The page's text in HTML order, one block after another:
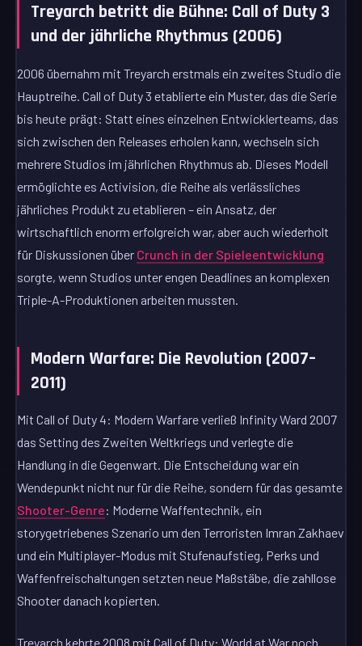
Treyarch betritt die Bühne: Call of Duty 3
und der jährliche Rhythmus (2006)
2006 übernahm mit Treyarch erstmals ein zweites Studio die
Hauptreihe. Call of Duty 3 etablierte ein Muster, das die Serie
bis heute prägt: Statt eines einzelnen Entwicklerteams, das
sich zwischen den Releases erholen kann, wechseln sich
mehrere Studios im jährlichen Rhythmus ab. Dieses Modell
ermöglichte es Activision, die Reihe als verlässliches
jährliches Produkt zu etablieren – ein Ansatz, der
wirtschaftlich enorm erfolgreich war, aber auch wiederholt
für Diskussionen über Crunch in der Spieleentwicklung
sorgte, wenn Studios unter engen Deadlines an komplexen
Triple-A-Produktionen arbeiten mussten.
Modern Warfare: Die Revolution (2007–
2011)
Mit Call of Duty 4: Modern Warfare verließ Infinity Ward 2007
das Setting des Zweiten Weltkriegs und verlegte die
Handlung in die Gegenwart. Die Entscheidung war ein
Wendepunkt nicht nur für die Reihe, sondern für das gesamte
Shooter-Genre: Moderne Waffentechnik, ein
storygetriebenes Szenario um den Terroristen Imran Zakhaev
und ein Multiplayer-Modus mit Stufenaufstieg, Perks und
Waffenfreischaltungen setzten neue Maßstäbe, die zahllose
Shooter danach kopierten.
Treyarch kehrte 2008 mit Call of Duty: World at War noch